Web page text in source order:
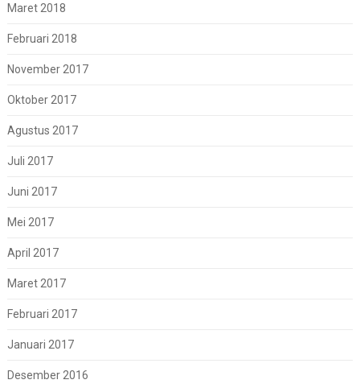
Maret 2018
Februari 2018
November 2017
Oktober 2017
Agustus 2017
Juli 2017
Juni 2017
Mei 2017
April 2017
Maret 2017
Februari 2017
Januari 2017
Desember 2016